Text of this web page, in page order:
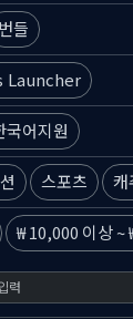
번들
Launcher
국어지원
스포츠 캐
10,000 이상~